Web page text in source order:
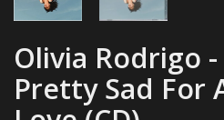
Olivia Rodrigo -
Pretty Sad For